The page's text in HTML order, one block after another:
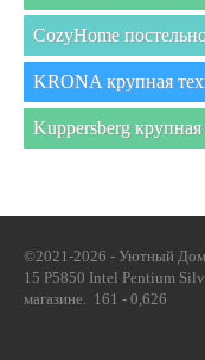
CozyHome
KRONA крупная
Kuppersberg
©2021-2026 - Уютный Дом
15 P5850 Intel Pentium
магазине. 161 - 0,626